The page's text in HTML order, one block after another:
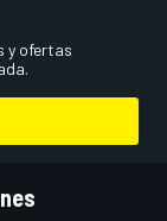
y ofertas